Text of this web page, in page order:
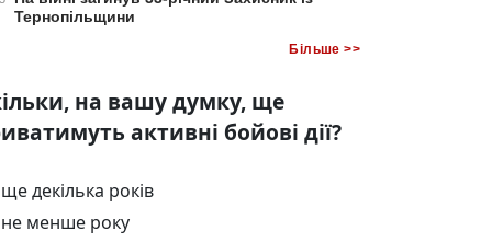
Тернопільщини
Більше >>
на вашу думку, ще
активні бойові дії?
ще декілька років
не менше року